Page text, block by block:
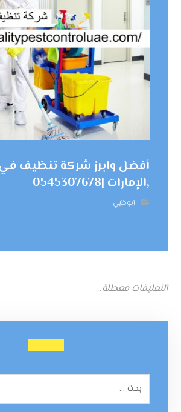
أفضل وابرز شركة تنظيف
,الإمارات |0545307678
ابوظبي
التعليقات معطلة.